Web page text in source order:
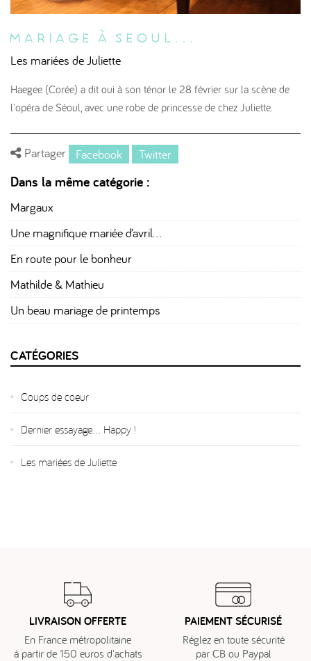
Mariage à Seoul...
Les mariées de Juliette
Haegee (Corée) a dit oui à son ténor le 28 février sur la scène de
l'opéra de Séoul, avec une robe de princesse de chez Juliette.
Partager Facebook Twitter
Dans la même catégorie :
Margaux
Une magnifique mariée d’avril…
En route pour le bonheur
Mathilde & Mathieu
Un beau mariage de printemps
CATÉGORIES
Coups de coeur
Dernier essayage... Happy !
Les mariées de Juliette
LIVRAISON OFFERTE
En France métropolitaine
à partir de 150 euros d'achats
PAIEMENT SÉCURISÉ
Réglez en toute sécurité
par CB ou Paypal